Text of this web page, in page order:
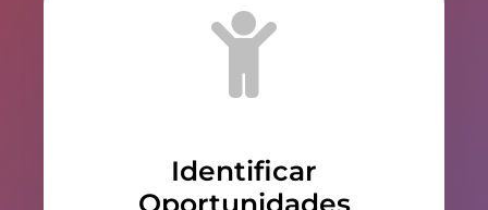
Identificar
Oportunidades